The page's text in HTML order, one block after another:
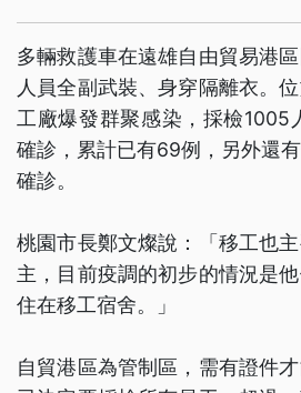
多輛救護車在遠雄自由貿易港
人員全副武裝、身穿隔離衣。
工廠爆發群聚感染，採檢1005
確診，累計已有69例，另外還
確診。
桃園市長鄭文燦說：「移工也
主，目前疫調的初步的情況是
住在移工宿舍。」
自貿港區為管制區，需有證件